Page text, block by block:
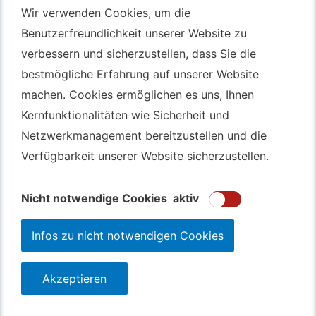
Wir verwenden Cookies, um die
Benutzerfreundlichkeit unserer Website zu
verbessern und sicherzustellen, dass Sie die
bestmögliche Erfahrung auf unserer Website
machen. Cookies ermöglichen es uns, Ihnen
Kernfunktionalitäten wie Sicherheit und
Netzwerkmanagement bereitzustellen und die
Verfügbarkeit unserer Website sicherzustellen.
Nicht notwendige Cookies aktiv
Infos zu nicht notwendigen Cookies
Akzeptieren
Wir verwenden Cookies, um die
Benutzerfreundlichkeit unserer Website zu
verbessern und sicherzustellen, dass Sie die
bestmögliche Erfahrung auf unserer Website
machen. Cookies ermöglichen es uns, Ihnen
Kernfunktionalitäten wie Sicherheit und
Netzwerkmanagement bereitzustellen und die
Verfügbarkeit unserer Website sicherzustellen.
Nicht notwendige Cookies aktiv
Infos zu nicht notwendigen Cookies
Akzeptieren
Autotransport Bochum
Autotransport Düsseldorf
Autotransport Essen
Autoexport Gelsenkirchen
Autoexport Herne
GebrauchtwagenAnkauf Bochum
123autolos.de
Datenschutz